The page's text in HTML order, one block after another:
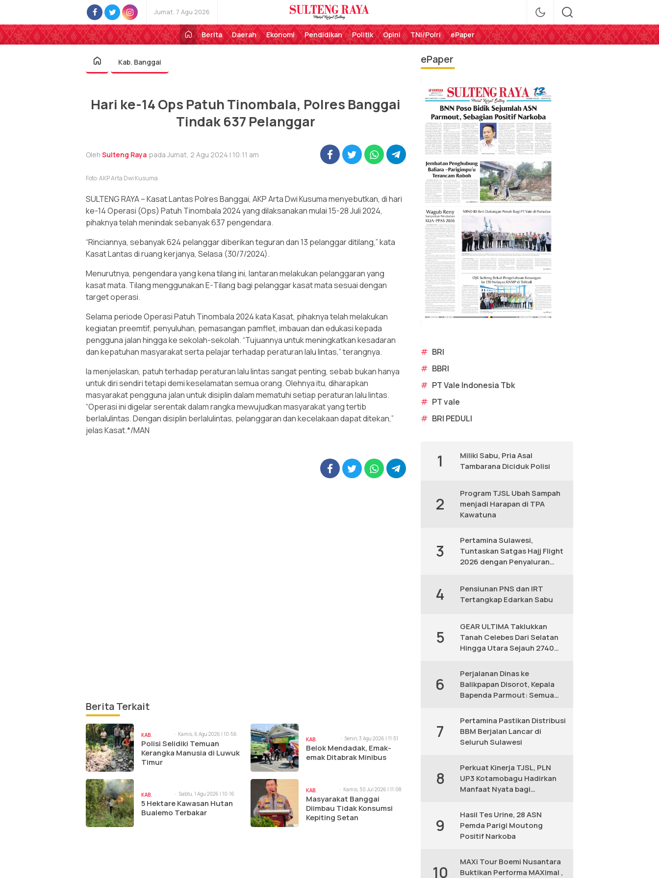
Jumat, 7 Agu 2026
Sulteng Raya
Perekat Rakyat Sulteng
Berita
Daerah Ekonomi Pendidikan Politik Opini TNI/Polri ePaper
Kab. Banggai
Hari ke-14 Ops Patuh Tinombala, Polres Banggai
Tindak 637 Pelanggar
Oleh Sulteng Raya pada Jumat, 2 Agu 2024 | 10:11 am
Foto: AKP Arta Dwi Kusuma
SULTENG RAYA – Kasat Lantas Polres Banggai, AKP Arta Dwi Kusuma menyebutkan, di hari
ke-14 Operasi (Ops) Patuh Tinombala 2024 yang dilaksanakan mulai 15-28 Juli 2024,
pihaknya telah menindak sebanyak 637 pengendara.
“Rinciannya, sebanyak 624 pelanggar diberikan teguran dan 13 pelanggar ditilang,” kata
Kasat Lantas di ruang kerjanya, Selasa (30/7/2024).
Menurutnya, pengendara yang kena tilang ini, lantaran melakukan pelanggaran yang
kasat mata. Tilang menggunakan E-Tilang bagi pelanggar kasat mata sesuai dengan
target operasi.
Selama periode Operasi Patuh Tinombala 2024 kata Kasat, pihaknya telah melakukan
kegiatan preemtif, penyuluhan, pemasangan pamflet, imbauan dan edukasi kepada
pengguna jalan hingga ke sekolah-sekolah. “Tujuannya untuk meningkatkan kesadaran
dan kepatuhan masyarakat serta pelajar terhadap peraturan lalu lintas,” terangnya.
Ia menjelaskan, patuh terhadap peraturan lalu lintas sangat penting, sebab bukan hanya
untuk diri sendiri tetapi demi keselamatan semua orang. Olehnya itu, diharapkan
masyarakat pengguna jalan untuk disiplin dalam mematuhi setiap peraturan lalu lintas.
“Operasi ini digelar serentak dalam rangka mewujudkan masyarakat yang tertib
berlalulintas. Dengan disiplin berlalulintas, pelanggaran dan kecelakaan dapat ditekan,”
jelas Kasat.*/MAN
Berita Terkait
KAB.
BANGGAI
Kamis, 6 Agu 2026 | 10:56
am
Polisi Selidiki Temuan
Kerangka Manusia di Luwuk
Timur
KAB.
BANGGAI
Senin, 3 Agu 2026 | 11:51
am
Belok Mendadak, Emak-
emak Ditabrak Minibus
KAB.
BANGGAI
Sabtu, 1 Agu 2026 | 10:16
am
5 Hektare Kawasan Hutan
Bualemo Terbakar
KAB.
BANGGAI
Kamis, 30 Jul 2026 | 11:08
am
Masyarakat Banggai
Diimbau Tidak Konsumsi
Kepiting Setan
ePaper
# BRI
# BBRI
# PT Vale Indonesia Tbk
# PT vale
# BRI PEDULI
1
Miliki Sabu, Pria Asal
Tambarana Diciduk Polisi
2
Program TJSL Ubah Sampah
menjadi Harapan di TPA
Kawatuna
3
Pertamina Sulawesi,
Tuntaskan Satgas Hajj Flight
2026 dengan Penyaluran
4
Pensiunan PNS dan IRT
Tertangkap Edarkan Sabu
5
GEAR ULTIMA Taklukkan
Tanah Celebes Dari Selatan
Hingga Utara Sejauh 2740
6
Perjalanan Dinas ke
Balikpapan Disorot, Kepala
Bapenda Parmout: Semua
7
Pertamina Pastikan Distribusi
BBM Berjalan Lancar di
Seluruh Sulawesi
8
Perkuat Kinerja TJSL, PLN
UP3 Kotamobagu Hadirkan
Manfaat Nyata bagi
9
Hasil Tes Urine, 28 ASN
Pemda Parigi Moutong
Positif Narkoba
10
MAXi Tour Boemi Nusantara
Buktikan Performa MAXimal ,